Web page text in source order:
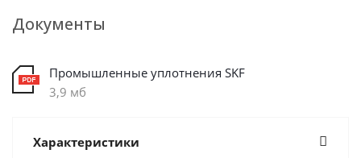
Документы
Промышленные уплотнения SKF
3,9 мб
Характеристики